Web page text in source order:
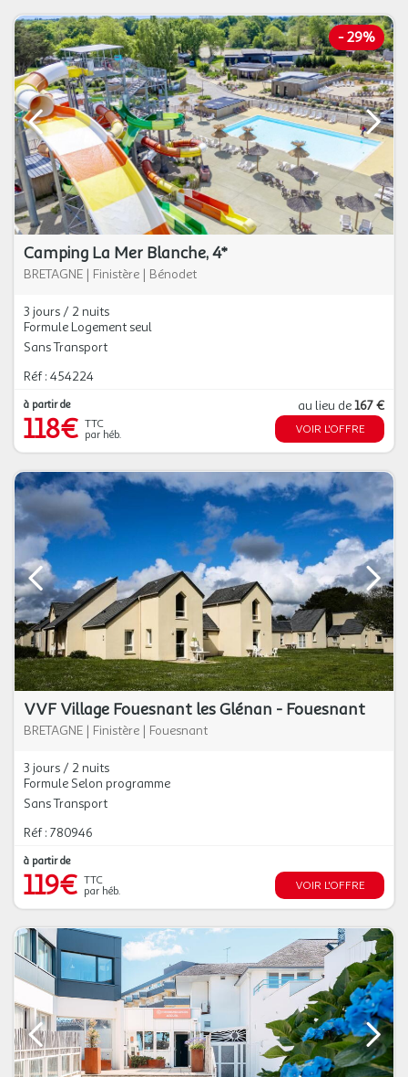
- 29%
Camping La Mer Blanche, 4*
BRETAGNE | Finistère | Bénodet
3 jours / 2 nuits
Formule Logement seul
Sans Transport
Réf : 454224
à partir de
118€ TTC
par héb.
au lieu de167 €
VOIR L'OFFRE
VVF Village Fouesnant les Glénan - Fouesnant
BRETAGNE | Finistère | Fouesnant
3 jours / 2 nuits
Formule Selon programme
Sans Transport
Réf : 780946
à partir de
119€ TTC
par héb.
VOIR L'OFFRE